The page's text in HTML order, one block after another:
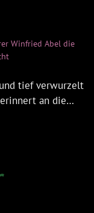
Winfried Abel die
tief verwurzelt
an die…